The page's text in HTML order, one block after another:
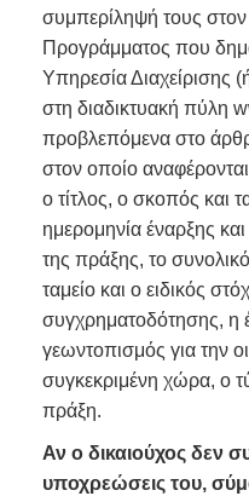
συμπερίληψή τους
Προγράμματος που
Υπηρεσία
στη διαδικτυακή πύλη
προβλεπόμενα στο
στον οποίο
ο τίτλος, ο σκοπός και
ημερομηνία έναρξης
της πράξης, το
ταμείο και ο ειδικός
συγχρηματοδότησης, η
γεωντοπισμός για την
συγκεκριμένη χώρα, ο
πράξη.
Αν ο δικαιούχος δεν
υποχρεώσεις του,